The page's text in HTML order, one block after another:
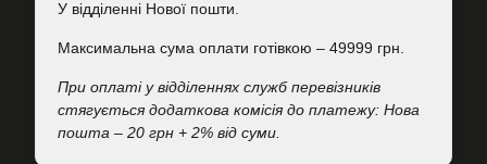
У відділенні Нової пошти.
Максимальна сума оплати готівкою – 49999 грн.
При оплаті у відділеннях служб перевізників
стягується додаткова комісія до платежу: Нова
пошта – 20 грн + 2% від суми.